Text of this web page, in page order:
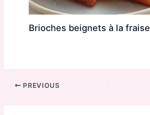
Brioches beignets à la fraise
PREVIOUS